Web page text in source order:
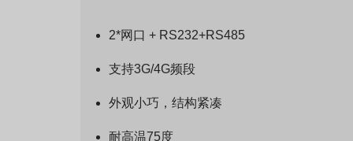
2*网口 + RS232+RS485
支持3G/4G频段
外观小巧，结构紧凑
耐高温75度